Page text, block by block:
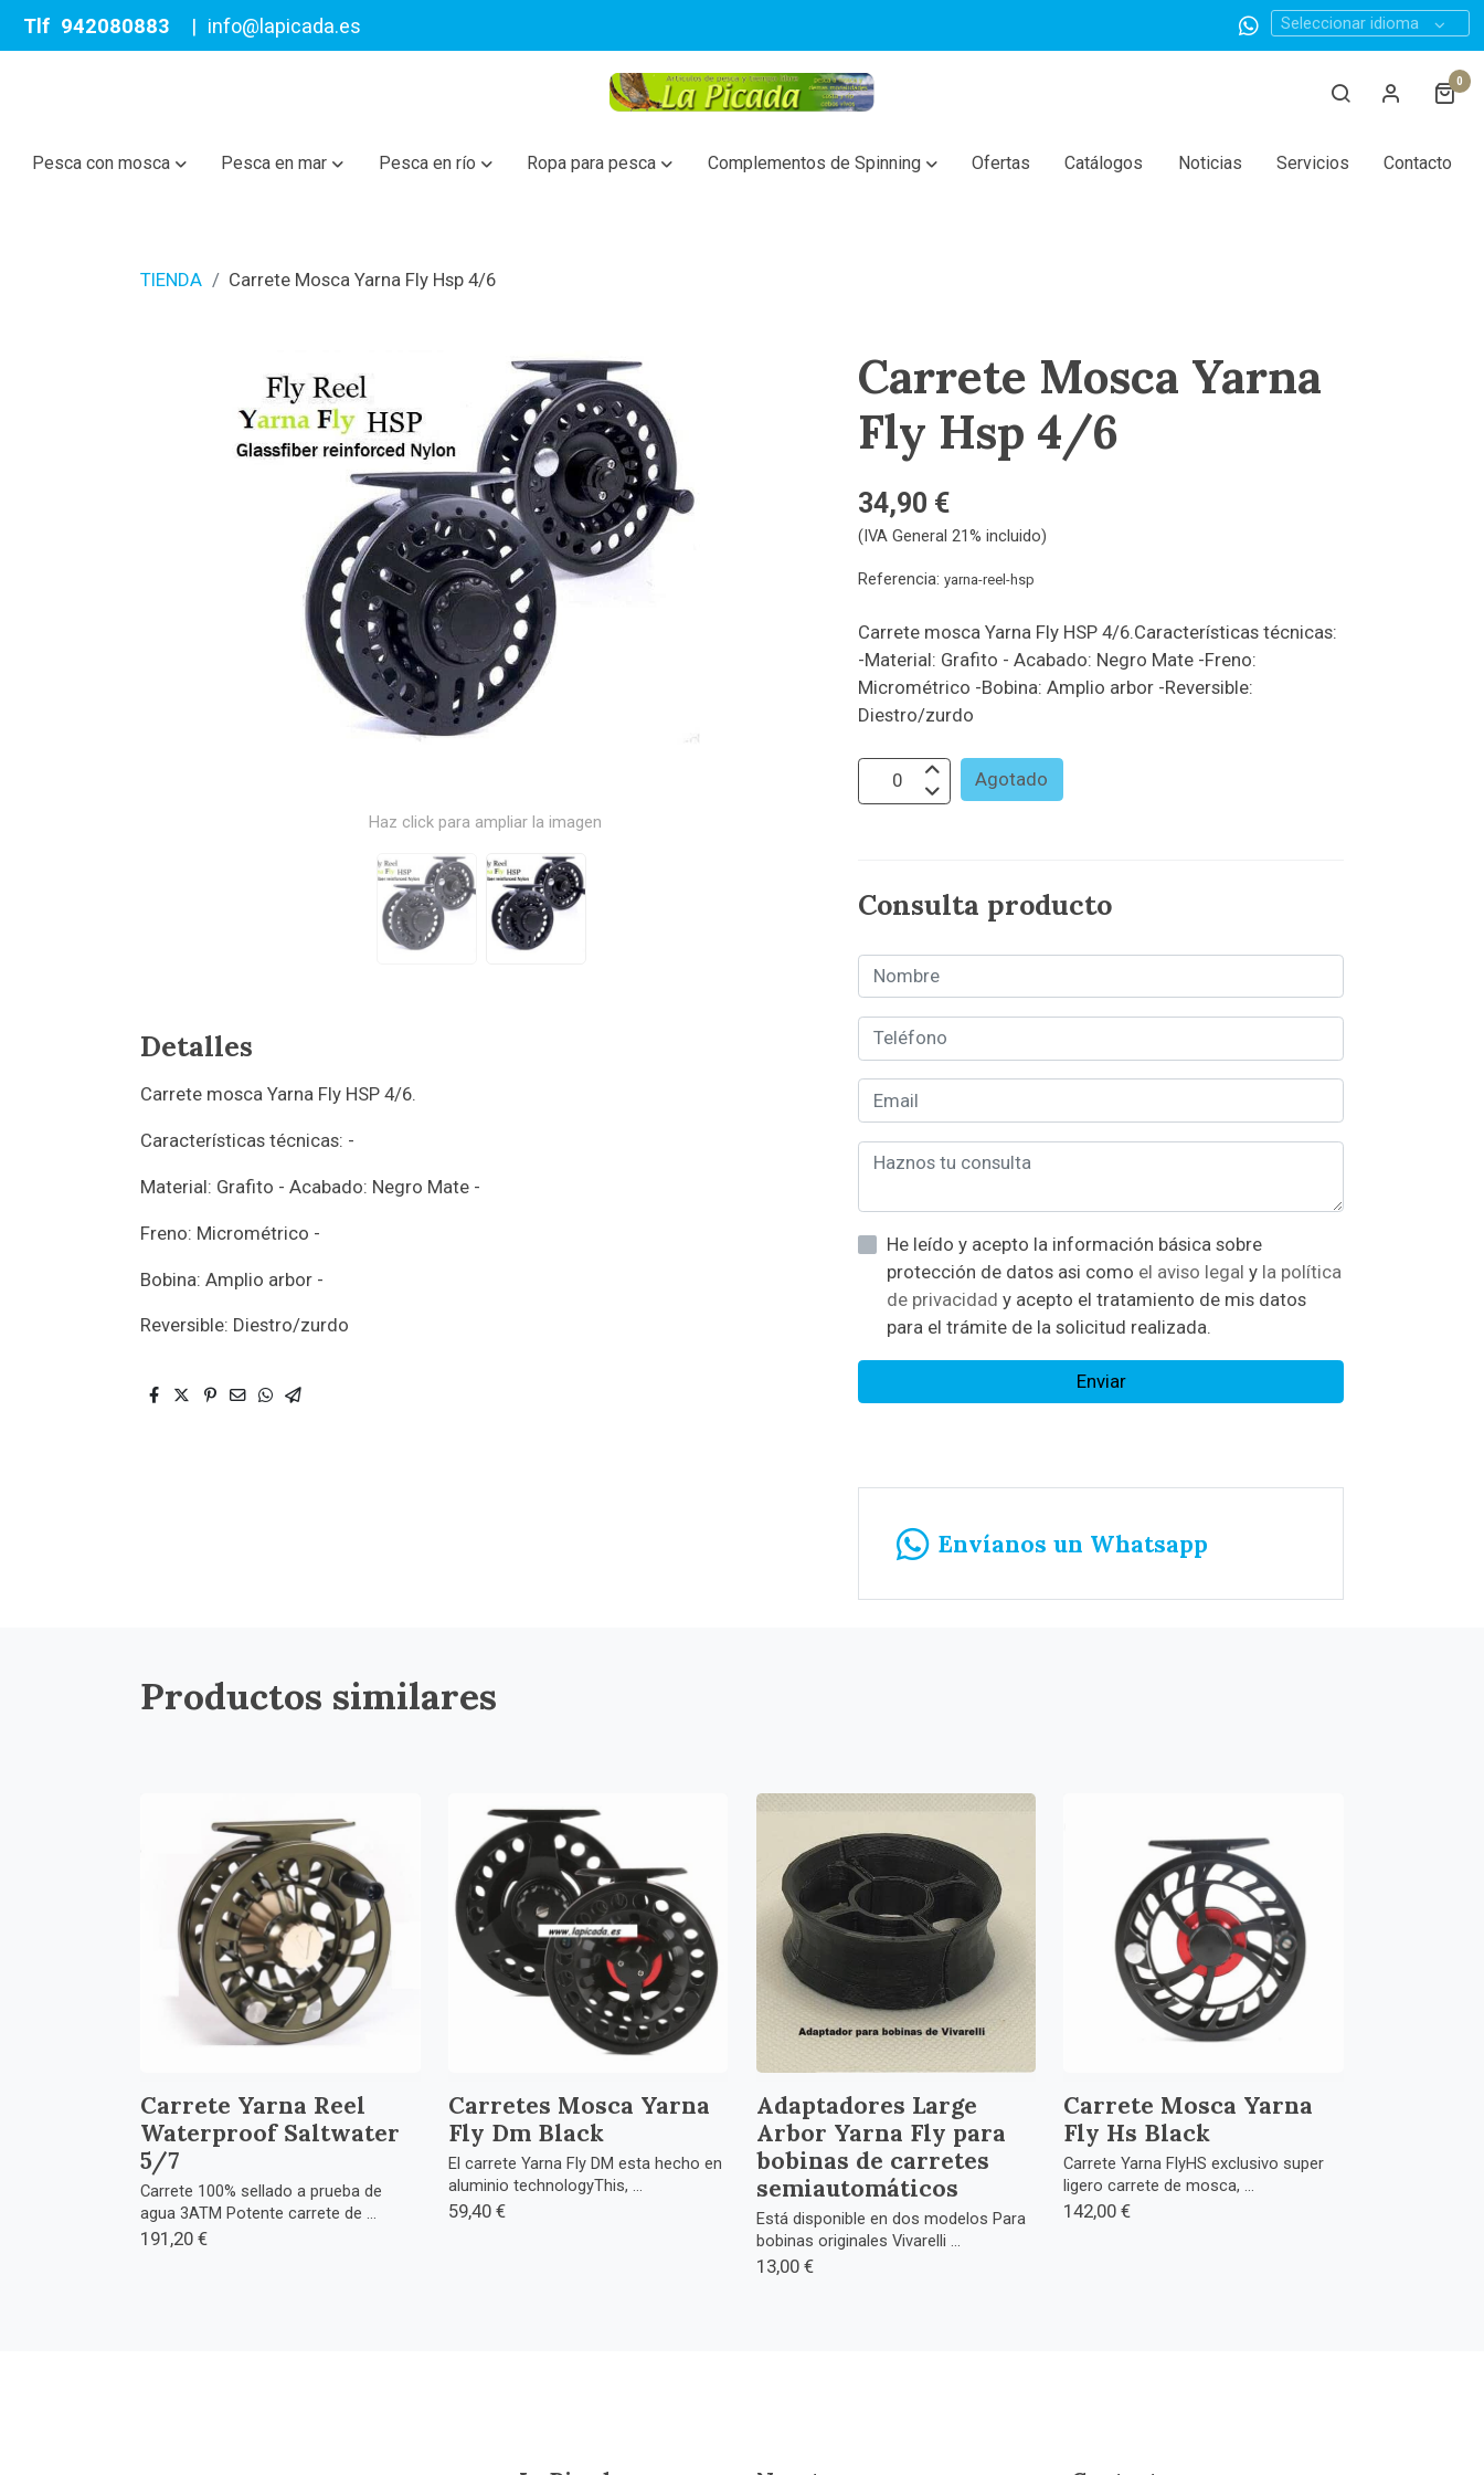
Tlf 942080883 | info@lapicada.es Seleccionar idioma
0
Pesca con mosca Pesca en mar Pesca en río Ropa para pesca Complementos de Spinning Ofertas Catálogos Noticias Servicios Contacto
TIENDA Carrete Mosca Yarna Fly Hsp 4/6
Haz click para ampliar la imagen
Detalles
Carrete mosca Yarna Fly HSP 4/6.
Características técnicas: -
Material: Grafito - Acabado: Negro Mate -
Freno: Micrométrico -
Bobina: Amplio arbor -
Reversible: Diestro/zurdo
Carrete Mosca Yarna
Fly Hsp 4/6
34,90 €
(IVA General 21% incluido)
Referencia:yarna-reel-hsp
Carrete mosca Yarna Fly HSP 4/6.Características técnicas:
-Material: Grafito - Acabado: Negro Mate -Freno:
Micrométrico -Bobina: Amplio arbor -Reversible:
Diestro/zurdo
Agotado
Consulta producto
He leído y acepto la información básica sobre
protección de datos asi como el aviso legal y la política
de privacidad y acepto el tratamiento de mis datos
para el trámite de la solicitud realizada.
Enviar
Envíanos un Whatsapp
Productos similares
Carrete Yarna Reel
Waterproof Saltwater
5/7
Carrete 100% sellado a prueba de
agua 3ATM Potente carrete de ...
191,20 €
Carretes Mosca Yarna
Fly Dm Black
El carrete Yarna Fly DM esta hecho en
aluminio technologyThis, ...
59,40 €
Adaptadores Large
Arbor Yarna Fly para
bobinas de carretes
semiautomáticos
Está disponible en dos modelos Para
bobinas originales Vivarelli ...
13,00 €
Carrete Mosca Yarna
Fly Hs Black
Carrete Yarna FlyHS exclusivo super
ligero carrete de mosca, ...
142,00 €